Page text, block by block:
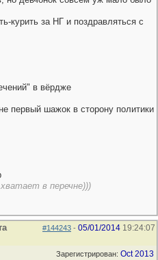
курить за НГ и поздравляться с
в вёрдже
первый шажок в сторону политики
в перечне)))
#144243 - 05/01/2014 19:24:07
Зарегистрирован: Oct 2013